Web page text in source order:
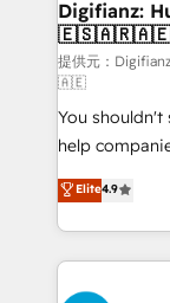
Sales
makes us different? 🚀 Top 0.5%
agencies ⚙️ The strongest technical ability and
integration capabilities 💼
partners who
business, processes
working with
complex use cases 🏆 CRM
Platform
Digifianz:
🇪🇸🇦🇷🇦🇪
提供元：
🇦🇪
You shouldn't
help
process-
Marketing,
so selling
feels easy and pain-
HubSpot
Elite4.9